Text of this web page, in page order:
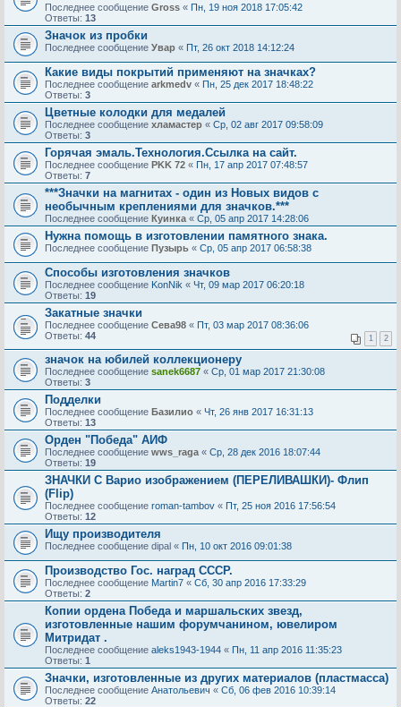
Последнее сообщение Gross « Пн, 19 ноя 2018 17:05:42
Ответы: 13
Значок из пробки
Последнее сообщение Увар « Пт, 26 окт 2018 14:12:24
Какие виды покрытий применяют на значках?
Последнее сообщение arkmedv « Пн, 25 дек 2017 18:48:22
Ответы: 3
Цветные колодки для медалей
Последнее сообщение хламастер « Ср, 02 авг 2017 09:58:09
Ответы: 3
Горячая эмаль.Технология.Ссылка на сайт.
Последнее сообщение PKK 72 « Пн, 17 апр 2017 07:48:57
Ответы: 7
***Значки на магнитах - один из Новых видов с
необычным креплениями для значков.***
Последнее сообщение Куинка « Ср, 05 апр 2017 14:28:06
Нужна помощь в изготовлении памятного знака.
Последнее сообщение Пузырь « Ср, 05 апр 2017 06:58:38
Способы изготовления значков
Последнее сообщение KonNik « Чт, 09 мар 2017 06:20:18
Ответы: 19
Закатные значки
Последнее сообщение Сева98 « Пт, 03 мар 2017 08:36:06
Ответы: 44 1 2
значок на юбилей коллекционеру
Последнее сообщение sanek6687 « Ср, 01 мар 2017 21:30:08
Ответы: 3
Подделки
Последнее сообщение Базилио « Чт, 26 янв 2017 16:31:13
Ответы: 13
Орден "Победа" АИФ
Последнее сообщение wws_raga « Ср, 28 дек 2016 18:07:44
Ответы: 19
ЗНАЧКИ С Варио изображением (ПЕРЕЛИВАШКИ)- Флип
(Flip)
Последнее сообщение roman-tambov « Пт, 25 ноя 2016 17:56:54
Ответы: 12
Ищу производителя
Последнее сообщение dipal « Пн, 10 окт 2016 09:01:38
Производство Гос. наград СССР.
Последнее сообщение Martin7 « Сб, 30 апр 2016 17:33:29
Ответы: 2
Копии ордена Победа и маршальских звезд,
изготовленные нашим форумчанином, ювелиром
Митридат .
Последнее сообщение aleks1943-1944 « Пн, 11 апр 2016 11:35:23
Ответы: 1
Значки, изготовленные из других материалов (пластмасса)
Последнее сообщение Анатольевич « Сб, 06 фев 2016 10:39:14
Ответы: 22